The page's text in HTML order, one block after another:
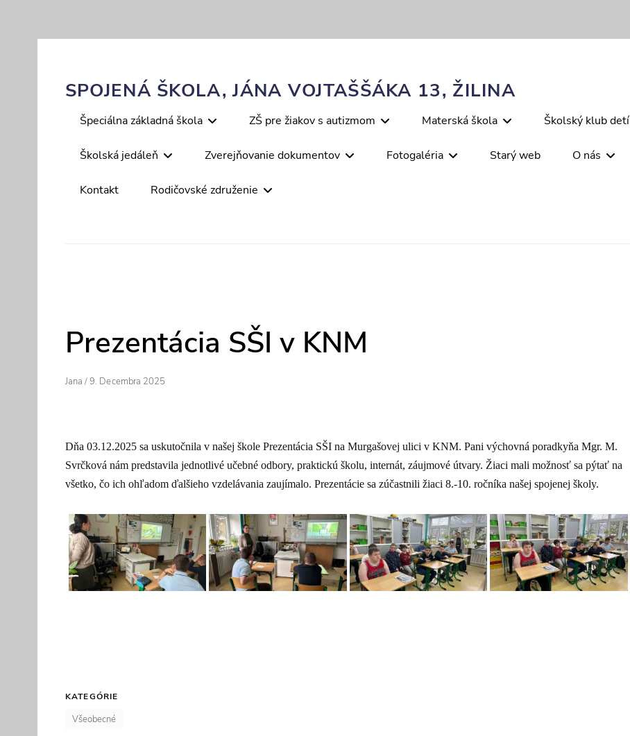
contentSPOJENÁ ŠKOLA, JÁNA VOJTAŠŠÁKA 13, ŽILINA
Primary
Špeciálna základná škola ZŠ pre žiakov s autizmom Materská škola Školský klub detí
Školská jedáleň Zverejňovanie dokumentov Fotogaléria Starý web O nás
Kontakt Rodičovské združenie
Prezentácia SŠI v KNM
Author
Jana /Posted
9. Decembra 2025
Dňa 03.12.2025 sa uskutočnila v našej škole Prezentácia SŠI na Murgašovej ulici v KNM. Pani výchovná poradkyňa Mgr. M.
Svrčková nám predstavila jednotlivé učebné odbory, praktickú školu, internát, záujmové útvary. Žiaci mali možnosť sa pýtať na
všetko, čo ich ohľadom ďalšieho vzdelávania zaujímalo. Prezentácie sa zúčastnili žiaci 8.-10. ročníka našej spojenej školy.
KATEGÓRIE
Všeobecné